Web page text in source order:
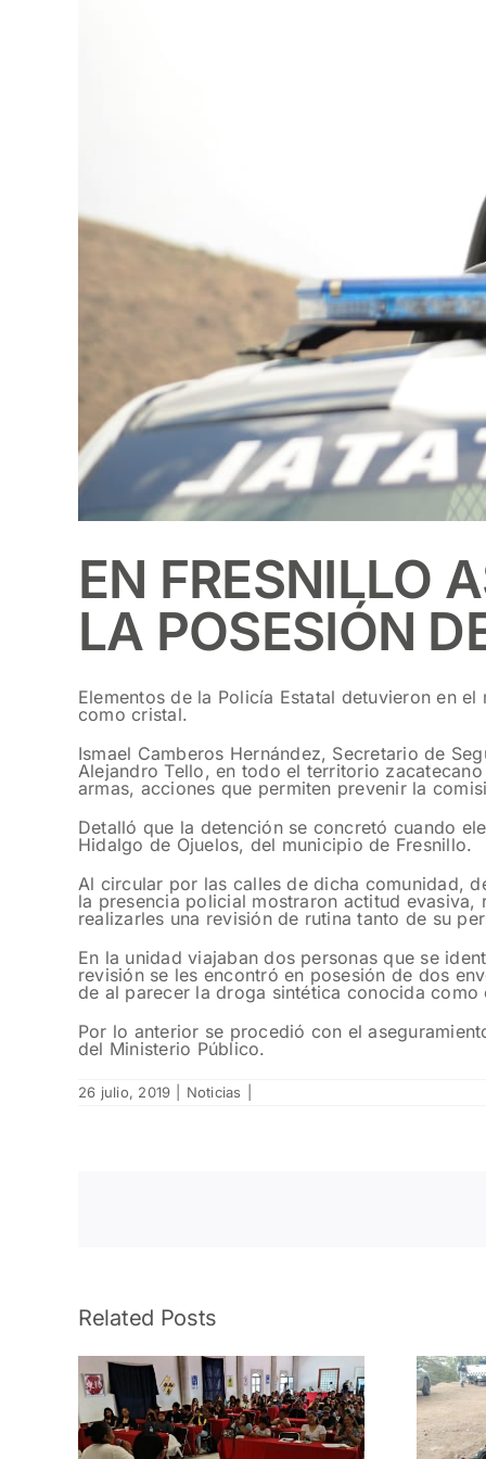
EN FRESNILLO
LA POSESIÓN
Elementos de la Policía Estatal detuvieron en
como cristal.
Ismael Camberos Hernández, Secretario de
Alejandro Tello, en todo el territorio
armas, acciones que permiten prevenir la
Detalló que la detención se concretó cuando
Hidalgo de Ojuelos, del municipio de Fresnillo.
Al circular por las calles de dicha comunidad,
la presencia policial mostraron actitud
realizarles una revisión de rutina tanto de su
En la unidad viajaban dos personas que se
revisión se les encontró en posesión de dos
de al parecer la droga sintética conocida como
Por lo anterior se procedió con el
del Ministerio Público.
26 julio, 2019 Noticias
Related Posts
Liberan en
Valparaíso a mujer
privada de la